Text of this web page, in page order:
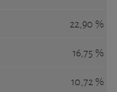
22,90 %
16,75 %
10,72 %